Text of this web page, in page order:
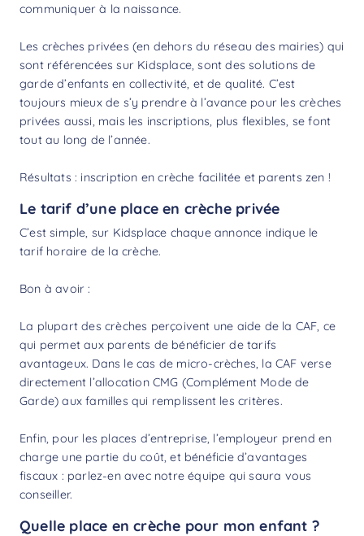
communiquer à la naissance.
Les crèches privées (en dehors du réseau des mairies) qui
sont référencées sur Kidsplace, sont des solutions de
garde d’enfants en collectivité, et de qualité. C’est
toujours mieux de s’y prendre à l’avance pour les crèches
privées aussi, mais les inscriptions, plus flexibles, se font
tout au long de l’année.
Résultats : inscription en crèche facilitée et parents zen !
Le tarif d’une place en crèche privée
C’est simple, sur Kidsplace chaque annonce indique le
tarif horaire de la crèche.
Bon à avoir :
La plupart des crèches perçoivent une aide de la CAF, ce
qui permet aux parents de bénéficier de tarifs
avantageux. Dans le cas de micro-crèches, la CAF verse
directement l’allocation CMG (Complément Mode de
Garde) aux familles qui remplissent les critères.
Enfin, pour les places d’entreprise, l’employeur prend en
charge une partie du coût, et bénéficie d’avantages
fiscaux : parlez-en avec notre équipe qui saura vous
conseiller.
Quelle place en crèche pour mon enfant ?